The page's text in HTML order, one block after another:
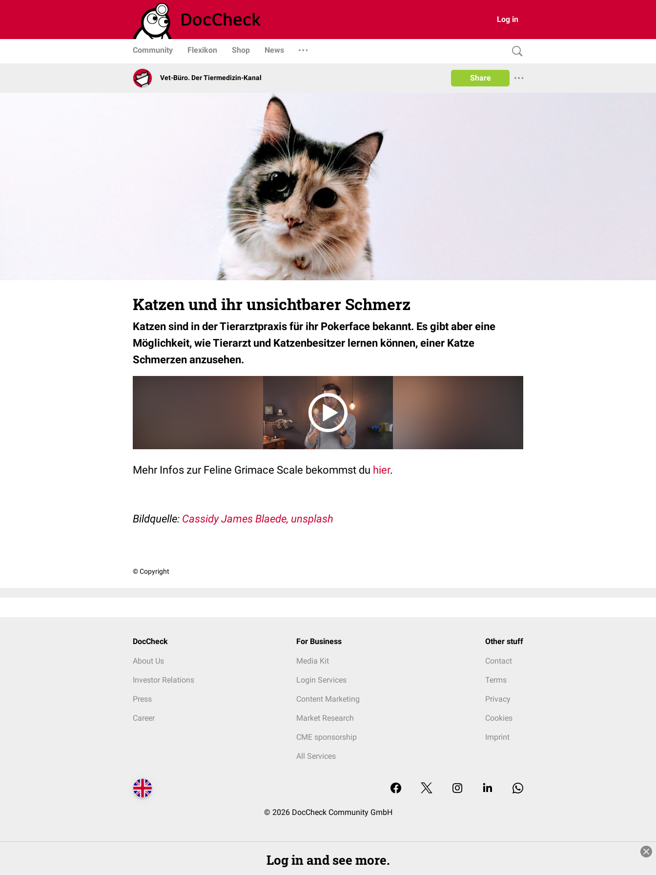
Log in
Community Flexikon Shop News
Vet-Büro. Der Tiermedizin-Kanal Share
Katzen und ihr unsichtbarer Schmerz
Katzen sind in der Tierarztpraxis für ihr Pokerface bekannt. Es gibt aber eine
Möglichkeit, wie Tierarzt und Katzenbesitzer lernen können, einer Katze
Schmerzen anzusehen.
Mehr Infos zur Feline Grimace Scale bekommst du hier.
Bildquelle: Cassidy James Blaede, unsplash
© Copyright
DocCheck
About Us
Investor Relations
Press
Career
For Business
Media Kit
Login Services
Content Marketing
Market Research
CME sponsorship
All Services
Other stuff
Contact
Terms
Privacy
Cookies
Imprint
© 2026 DocCheck Community GmbH
Log in and see more.